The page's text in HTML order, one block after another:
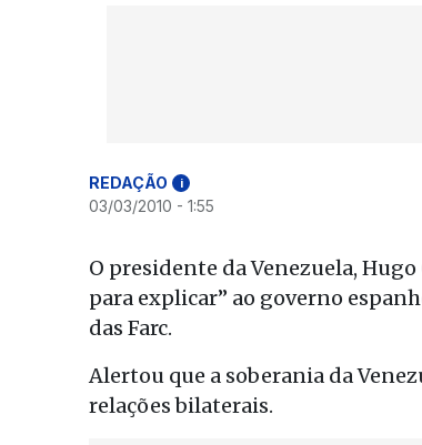
REDAÇÃO i
03/03/2010 - 1:55
O presidente da Venezuela,
para explicar” ao governo
das Farc.
Alertou que a soberania da
relações bilaterais.